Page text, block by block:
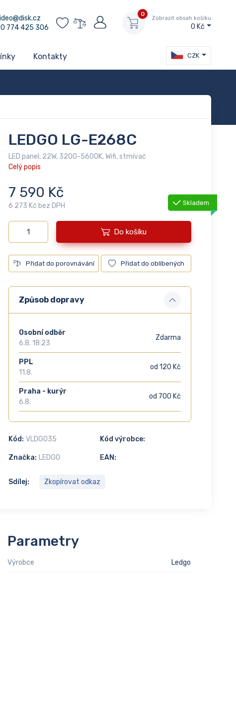
774 425 306
0
Zobrazit obsah košíku
0 Kč
Kontakty CZK
LEDGO LG-E268C
LED panel, 22W, 3200-5600K, Wifi, stmívač
Celý popis
7 590 Kč
6 273 Kč bez DPH Skladem
Do košíku
Přidat do porovnávání Přidat do oblíbených
Způsob dopravy
Osobní odběr
6.8. 18:23
Zdarma
PPL
11.8.
od 120 Kč
Praha - kurýr
6.8.
od 700 Kč
Kód: VLDG035 Kód výrobce:
EAN:
Značka: LEDGO
Sdílej: Zkopírovat odkaz
Parametry
Výrobce Ledgo